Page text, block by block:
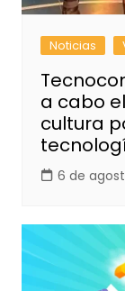
Noticias
a cabo
cultura
6 de